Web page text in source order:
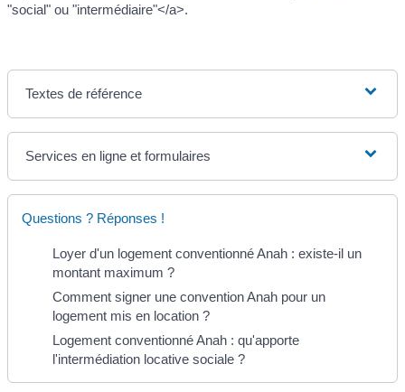
"social" ou "intermédiaire"</a>.
Textes de référence
Services en ligne et formulaires
Questions ? Réponses !
Loyer d'un logement conventionné Anah : existe-il un
montant maximum ?
Comment signer une convention Anah pour un
logement mis en location ?
Logement conventionné Anah : qu'apporte
l'intermédiation locative sociale ?